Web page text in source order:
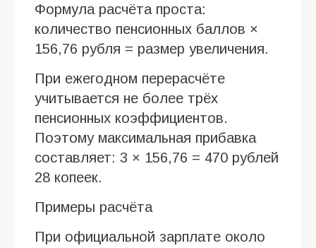
Формула расчёта проста:
количество пенсионных баллов ×
156,76 рубля = размер увеличения.
При ежегодном перерасчёте
учитывается не более трёх
пенсионных коэффициентов.
Поэтому максимальная прибавка
составляет: 3 × 156,76 = 470 рублей
28 копеек.
Примеры расчёта
При официальной зарплате около